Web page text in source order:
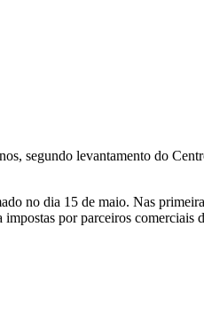
segundo levantamento do
no dia 15 de maio. Nas
impostas por parceiros comerciais